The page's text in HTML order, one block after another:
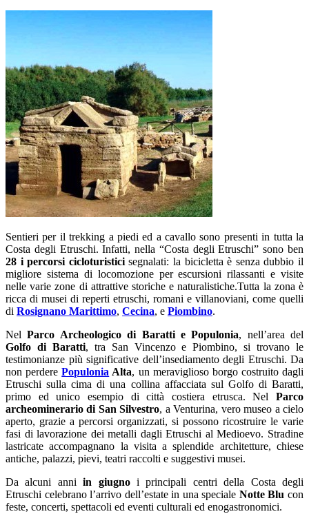
Sentieri per il trekking a piedi ed a cavallo sono presenti in tutta la
Costa degli Etruschi. Infatti, nella “Costa degli Etruschi” sono ben
28 i percorsi cicloturisticisegnalati: la bicicletta è senza dubbio il
migliore sistema di locomozione per escursioni rilassanti e visite
nelle varie zone di attrattive storiche e naturalistiche.Tutta la zona è
ricca di musei di reperti etruschi, romani e villanoviani, come quelli
di Rosignano Marittimo, Cecina, e Piombino.
NelParco Archeologico di Baratti e Populonia, nell’area del
Golfo di Baratti, tra San Vincenzo e Piombino, si trovano le
testimonianze più significative dell’insediamento degli Etruschi. Da
non perderePopulonia Alta, un meraviglioso borgo costruito dagli
Etruschi sulla cima di una collina affacciata sul Golfo di Baratti,
primo ed unico esempio di città costiera etrusca. Nel Parco
archeominerario di San Silvestro, a Venturina, vero museo a cielo
aperto, grazie a percorsi organizzati, si possono ricostruire le varie
fasi di lavorazione dei metalli dagli Etruschi al Medioevo. Stradine
lastricate accompagnano la visita a splendide architetture, chiese
antiche, palazzi, pievi, teatri raccolti e suggestivi musei.
Da alcuni anniin giugnoi principali centri della Costa degli
Etruschi celebrano l’arrivo dell’estate in una speciale Notte Blu con
feste, concerti, spettacoli ed eventi culturali ed enogastronomici.